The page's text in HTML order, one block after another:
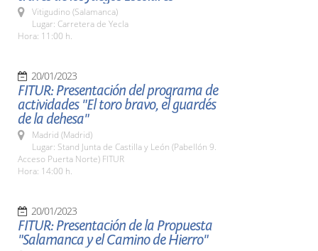
Vitigudino (Salamanca)
Lugar: Carretera de Yecla
Hora: 11:00 h.
20/01/2023
FITUR: Presentación del programa de
actividades "El toro bravo, el guardés
de la dehesa"
Madrid (Madrid)
Lugar: Stand Junta de Castilla y León (Pabellón 9.
Acceso Puerta Norte) FITUR
Hora: 14:00 h.
20/01/2023
FITUR: Presentación de la Propuesta
"Salamanca y el Camino de Hierro"